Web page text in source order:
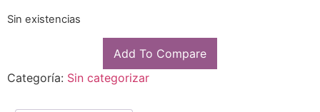
Sin existencias
Add To Compare
Categoría: Sin categorizar